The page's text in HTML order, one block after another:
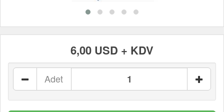
6,00 USD + KDV
Adet